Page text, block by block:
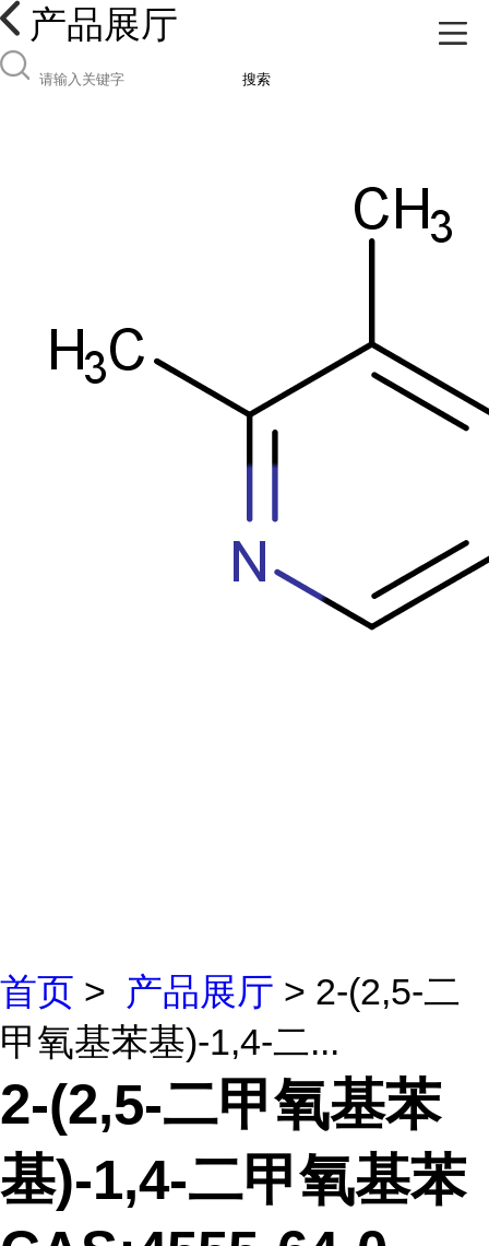
产品展厅
搜索
首页 > 产品展厅 > 2-(2,5-二
甲氧基苯基)-1,4-二...
2-(2,5-二甲氧基苯
基)-1,4-二甲氧基苯